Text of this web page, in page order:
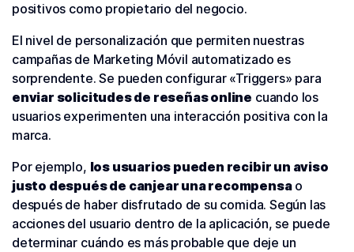
positivos como propietario del negocio.
El nivel de personalización que permiten nuestras
campañas de Marketing Móvil automatizado es
sorprendente. Se pueden configurar «Triggers» para
enviar solicitudes de reseñas online cuando los
usuarios experimenten una interacción positiva con la
marca.
Por ejemplo, los usuarios pueden recibir un aviso
justo después de canjear una recompensao
después de haber disfrutado de su comida. Según las
acciones del usuario dentro de la aplicación, se puede
determinar cuándo es más probable que deje un